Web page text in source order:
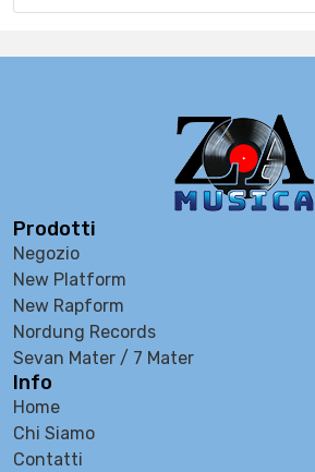
Prodotti
Negozio
New Platform
New Rapform
Nordung Records
Sevan Mater / 7 Mater
Info
Home
Chi Siamo
Contatti